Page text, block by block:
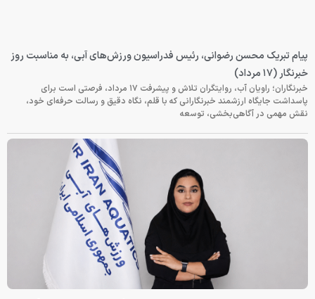
پیام تبریک محسن رضوانی، رئیس فدراسیون ورزش‌های آبی، به مناسبت روز
خبرنگار (۱۷ مرداد)
خبرنگاران؛ راویان آب، روایتگران تلاش و پیشرفت ۱۷ مرداد، فرصتی است برای
پاسداشت جایگاه ارزشمند خبرنگارانی که با قلم، نگاه دقیق و رسالت حرفه‌ای خود،
نقش مهمی در آگاهی‌بخشی، توسعه